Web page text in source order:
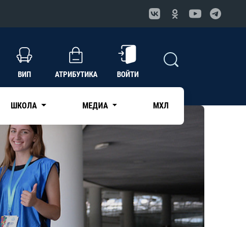
ВИП АТРИБУТИКА ВОЙТИ
ШКОЛА МЕДИА МХЛ